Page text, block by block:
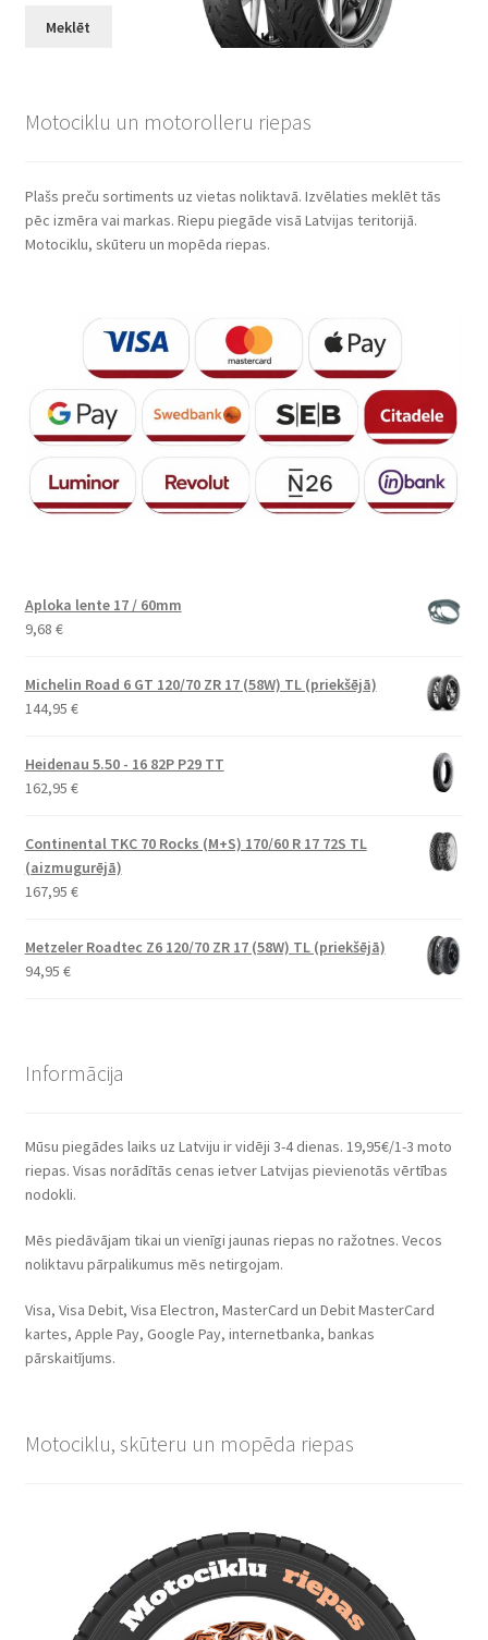
Meklēt
Motociklu un motorolleru riepas
Plašs preču sortiments uz vietas noliktavā. Izvēlaties meklēt tās
pēc izmēra vai markas. Riepu piegāde visā Latvijas teritorijā.
Motociklu, skūteru un mopēda riepas.
Aploka lente 17 / 60mm
9,68 €
Michelin Road 6 GT 120/70 ZR 17 (58W) TL (priekšējā)
144,95 €
Heidenau 5.50 - 16 82P P29 TT
162,95 €
Continental TKC 70 Rocks (M+S) 170/60 R 17 72S TL
(aizmugurējā)
167,95 €
Metzeler Roadtec Z6 120/70 ZR 17 (58W) TL (priekšējā)
94,95 €
Informācija
Mūsu piegādes laiks uz Latviju ir vidēji 3-4 dienas. 19,95€/1-3 moto
riepas. Visas norādītās cenas ietver Latvijas pievienotās vērtības
nodokli.
Mēs piedāvājam tikai un vienīgi jaunas riepas no ražotnes. Vecos
noliktavu pārpalikumus mēs netirgojam.
Visa, Visa Debit, Visa Electron, MasterCard un Debit MasterCard
kartes, Apple Pay, Google Pay, internetbanka, bankas
pārskaitījums.
Motociklu, skūteru un mopēda riepas